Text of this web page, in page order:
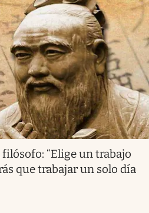
“Elige un trabajo
que trabajar un solo día